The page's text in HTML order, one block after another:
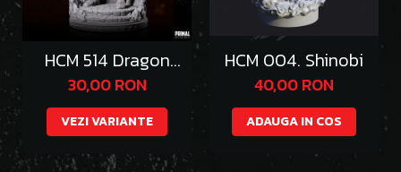
HCM 514 Dragon
Emperor Thazgeth
30,00 RON
VEZI VARIANTE
HCM 004. Shinobi
40,00 RON
ADAUGA IN COS